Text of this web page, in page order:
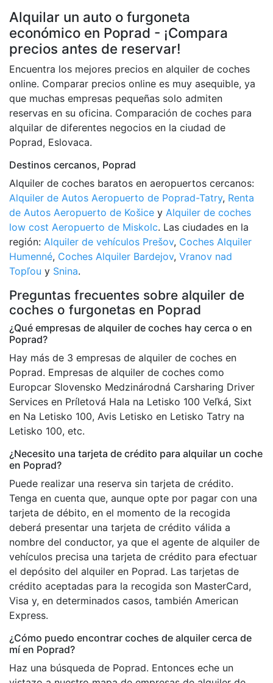
Alquilar un auto o furgoneta
económico en Poprad - ¡Compara
precios antes de reservar!
Encuentra los mejores precios en alquiler de coches
online. Comparar precios online es muy asequible, ya
que muchas empresas pequeñas solo admiten
reservas en su oficina. Comparación de coches para
alquilar de diferentes negocios en la ciudad de
Poprad, Eslovaca.
Destinos cercanos, Poprad
Alquiler de coches baratos en aeropuertos cercanos:
Alquiler de Autos Aeropuerto de Poprad-Tatry, Renta
de Autos Aeropuerto de Košice y Alquiler de coches
low cost Aeropuerto de Miskolc. Las ciudades en la
región: Alquiler de vehículos Prešov, Coches Alquiler
Humenné, Coches Alquiler Bardejov, Vranov nad
Topľou y Snina.
Preguntas frecuentes sobre alquiler de
coches o furgonetas en Poprad
¿Qué empresas de alquiler de coches hay cerca o en
Poprad?
Hay más de 3 empresas de alquiler de coches en
Poprad. Empresas de alquiler de coches como
Europcar Slovensko Medzinárodná Carsharing Driver
Services en Príletová Hala na Letisko 100 Veľká, Sixt
en Na Letisko 100, Avis Letisko en Letisko Tatry na
Letisko 100, etc.
¿Necesito una tarjeta de crédito para alquilar un coche
en Poprad?
Puede realizar una reserva sin tarjeta de crédito.
Tenga en cuenta que, aunque opte por pagar con una
tarjeta de débito, en el momento de la recogida
deberá presentar una tarjeta de crédito válida a
nombre del conductor, ya que el agente de alquiler de
vehículos precisa una tarjeta de crédito para efectuar
el depósito del alquiler en Poprad. Las tarjetas de
crédito aceptadas para la recogida son MasterCard,
Visa y, en determinados casos, también American
Express.
¿Cómo puedo encontrar coches de alquiler cerca de
mí en Poprad?
Haz una búsqueda de Poprad. Entonces eche un